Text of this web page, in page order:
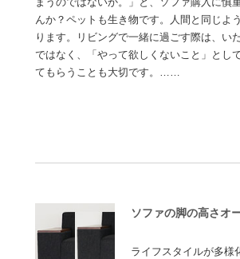
まうのではないか。」と、ソファ購入に慎
んか？ペットも生き物です。人間と同じよ
ります。リビングで一緒に過ごす際は、い
ではなく、「やって欲しくないこと」とし
てもらうことも大切です。……
ソファの脚の高さオ
ライフスタイルが多様